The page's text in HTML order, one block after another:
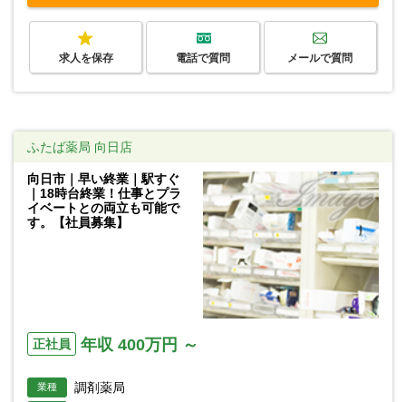
求人を保存 電話で質問 メールで質問
ふたば薬局 向日店
向日市｜早い終業｜駅すぐ
｜18時台終業！仕事とプラ
イベートとの両立も可能で
す。【社員募集】
正社員 年収 400万円 ～
業種 調剤薬局